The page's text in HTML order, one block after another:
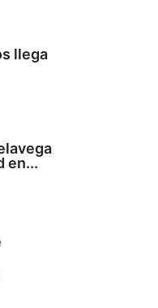
llega
en...